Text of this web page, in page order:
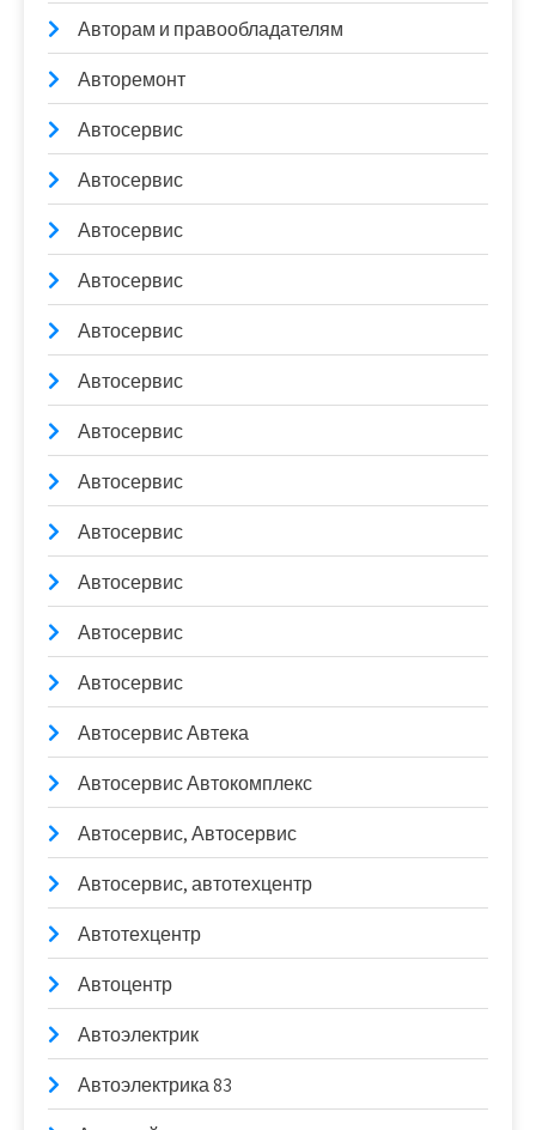
Авторам и правообладателям
Авторемонт
Автосервис
Автосервис
Автосервис
Автосервис
Автосервис
Автосервис
Автосервис
Автосервис
Автосервис
Автосервис
Автосервис
Автосервис
Автосервис Автека
Автосервис Автокомплекс
Автосервис, Автосервис
Автосервис, автотехцентр
Автотехцентр
Автоцентр
Автоэлектрик
Автоэлектрика 83